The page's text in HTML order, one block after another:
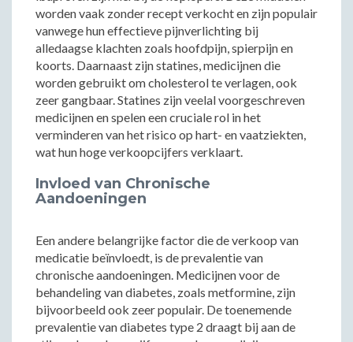
worden vaak zonder recept verkocht en zijn populair
vanwege hun effectieve pijnverlichting bij
alledaagse klachten zoals hoofdpijn, spierpijn en
koorts. Daarnaast zijn statines, medicijnen die
worden gebruikt om cholesterol te verlagen, ook
zeer gangbaar. Statines zijn veelal voorgeschreven
medicijnen en spelen een cruciale rol in het
verminderen van het risico op hart- en vaatziekten,
wat hun hoge verkoopcijfers verklaart.
Invloed van Chronische
Aandoeningen
Een andere belangrijke factor die de verkoop van
medicatie beïnvloedt, is de prevalentie van
chronische aandoeningen. Medicijnen voor de
behandeling van diabetes, zoals metformine, zijn
bijvoorbeeld ook zeer populair. De toenemende
prevalentie van diabetes type 2 draagt bij aan de